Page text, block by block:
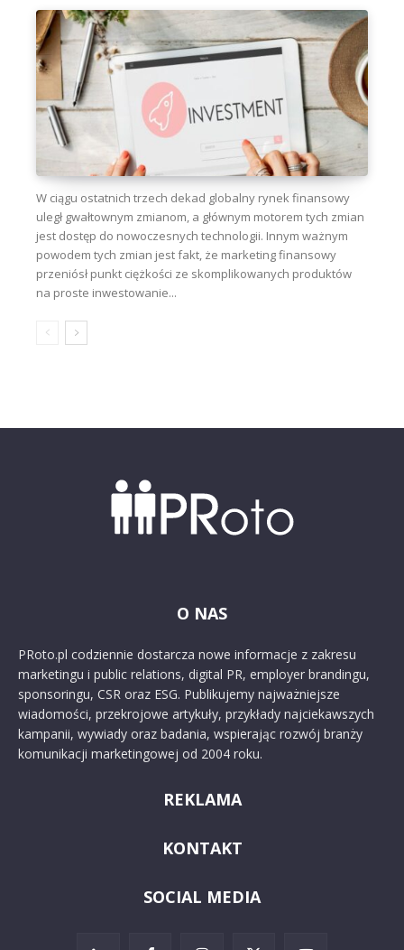
W ciągu ostatnich trzech dekad globalny rynek finansowy
uległ gwałtownym zmianom, a głównym motorem tych zmian
jest dostęp do nowoczesnych technologii. Innym ważnym
powodem tych zmian jest fakt, że marketing finansowy
przeniósł punkt ciężkości ze skomplikowanych produktów
na proste inwestowanie...
O NAS
PRoto.pl codziennie dostarcza nowe informacje z zakresu
marketingu i public relations, digital PR, employer brandingu,
sponsoringu, CSR oraz ESG. Publikujemy najważniejsze
wiadomości, przekrojowe artykuły, przykłady najciekawszych
kampanii, wywiady oraz badania, wspierając rozwój branży
komunikacji marketingowej od 2004 roku.
REKLAMA
KONTAKT
SOCIAL MEDIA